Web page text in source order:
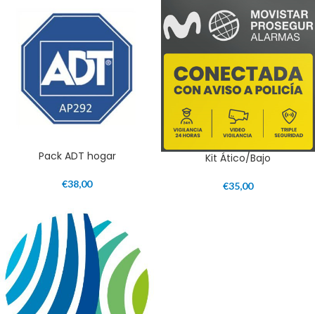
Pack ADT hogar
€38,00
Kit Ático/Bajo
€35,00